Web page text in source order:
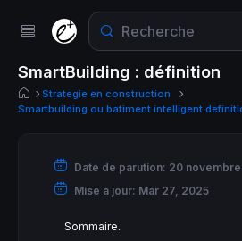
SmartBuilding : définition
Strategie en construction
Smartbuilding ou batiment intelligent
Date de parution: 20
Mise à jour: Mar 27, 2025
Sommaire.